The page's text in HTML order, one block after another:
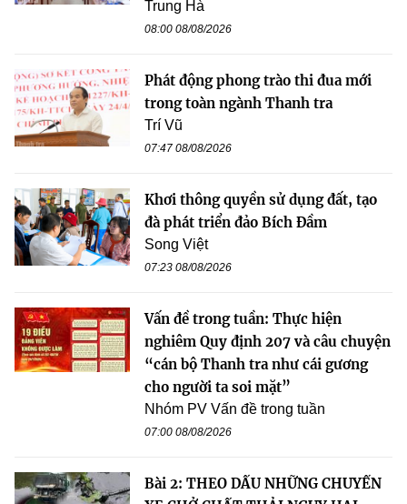
Trung Hà
08:00 08/08/2026
Phát động phong trào thi đua mới
trong toàn ngành Thanh tra
Trí Vũ
07:47 08/08/2026
Khơi thông quyền sử dụng đất, tạo
đà phát triển đảo Bích Đầm
Song Việt
07:23 08/08/2026
Vấn đề trong tuần: Thực hiện
nghiêm Quy định 207 và câu chuyện
“cán bộ Thanh tra như cái gương
cho người ta soi mặt”
Nhóm PV Vấn đề trong tuần
07:00 08/08/2026
Bài 2: THEO DẤU NHỮNG CHUYẾN